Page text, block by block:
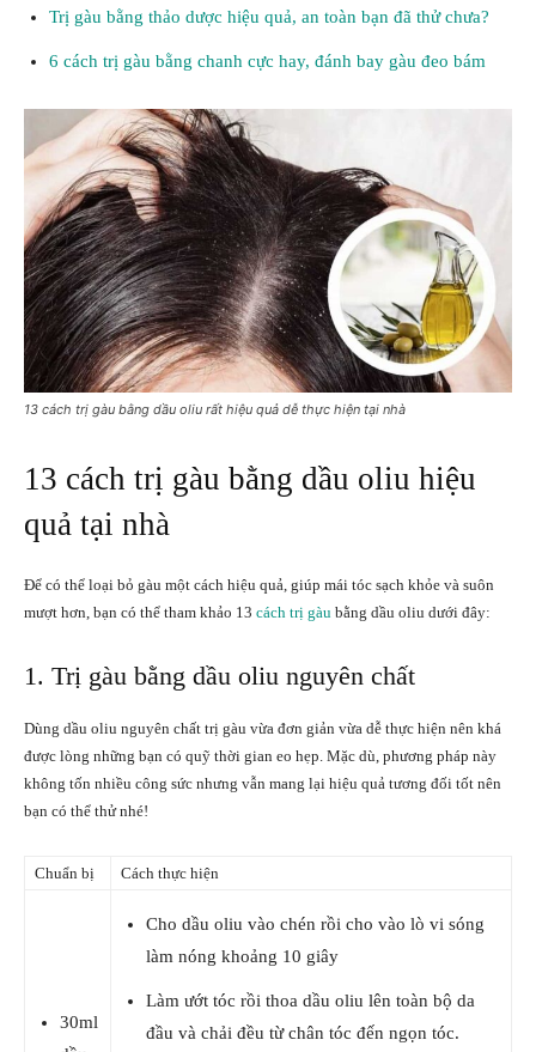
Trị gàu bằng thảo dược hiệu quả, an toàn bạn đã thử chưa?
6 cách trị gàu bằng chanh cực hay, đánh bay gàu đeo bám
13 cách trị gàu bằng dầu oliu rất hiệu quả dễ thực hiện tại nhà
13 cách trị gàu bằng dầu oliu hiệu
quả tại nhà
Để có thể loại bỏ gàu một cách hiệu quả, giúp mái tóc sạch khỏe và suôn
mượt hơn, bạn có thể tham khảo 13 cách trị gàu bằng dầu oliu dưới đây:
1. Trị gàu bằng dầu oliu nguyên chất
Dùng dầu oliu nguyên chất trị gàu vừa đơn giản vừa dễ thực hiện nên khá
được lòng những bạn có quỹ thời gian eo hẹp. Mặc dù, phương pháp này
không tốn nhiều công sức nhưng vẫn mang lại hiệu quả tương đối tốt nên
bạn có thể thử nhé!
Chuẩn bị Cách thực hiện
30ml
Cho dầu oliu vào chén rồi cho vào lò vi sóng
làm nóng khoảng 10 giây
Làm ướt tóc rồi thoa dầu oliu lên toàn bộ da
đầu và chải đều từ chân tóc đến ngọn tóc.